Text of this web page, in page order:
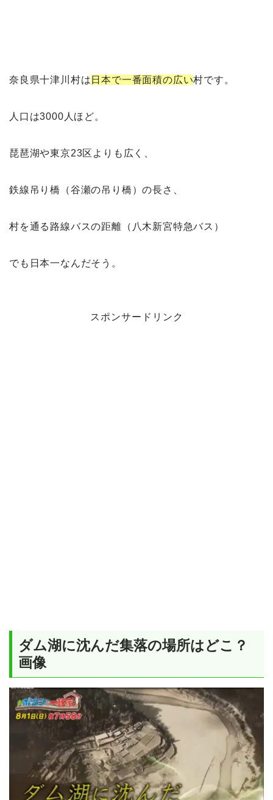
奈良県十津川村は 日本で一番面積の広い村です。
人口は3000人ほど。
琵琶湖や東京23区よりも広く、
鉄線吊り橋（谷瀬の吊り橋）の長さ、
村を通る路線バスの距離（八木新宮特急バス）
でも日本一なんだそう。
スポンサードリンク
ダム湖に沈んだ集落の場所はどこ？
画像